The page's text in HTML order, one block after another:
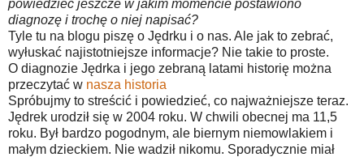
powiedzieć jeszcze w jakim momencie postawiono
diagnozę i trochę o niej napisać?
Tyle tu na blogu piszę o Jędrku i o nas. Ale jak to zebrać,
wyłuskać najistotniejsze informacje? Nie takie to proste.
O diagnozie Jędrka i jego zebraną latami historię można
przeczytać w nasza historia
Spróbujmy to streścić i powiedzieć, co najważniejsze teraz.
Jędrek urodził się w 2004 roku. W chwili obecnej ma 11,5
roku. Był bardzo pogodnym, ale biernym niemowlakiem i
małym dzieckiem. Nie wadził nikomu. Sporadycznie miał